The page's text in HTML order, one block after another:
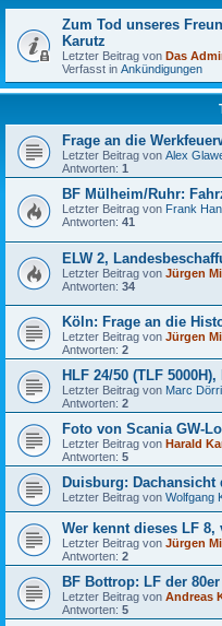
Zum Tod unseres
Karutz
Letzter Beitrag von Das
Verfasst in Ankündigungen
Frage an die
Letzter Beitrag von Alex
Antworten: 1
BF Mülheim/Ruhr:
Letzter Beitrag von Frank
Antworten: 41
ELW 2,
Letzter Beitrag von Jürgen
Antworten: 34
Köln: Frage an die
Letzter Beitrag von Jürgen
Antworten: 2
HLF 24/50 (TLF
Letzter Beitrag von Marc
Antworten: 2
Foto von Scania GW-
Letzter Beitrag von Harald
Antworten: 5
Duisburg: Dachansicht
Letzter Beitrag von Wolfgang
Wer kennt dieses LF
Letzter Beitrag von Jürgen
Antworten: 2
BF Bottrop: LF der
Letzter Beitrag von Andreas
Antworten: 5